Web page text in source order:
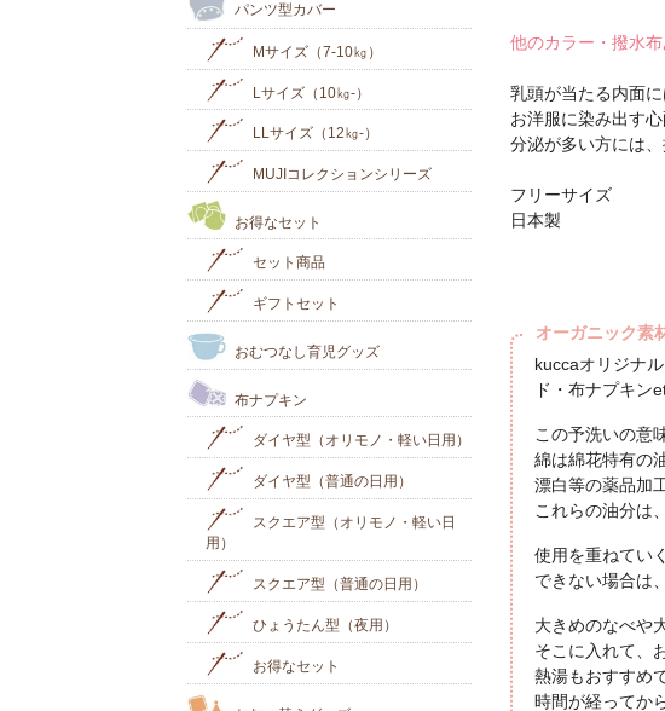
他のカラー・撥水
乳頭が当たる内面
お洋服に染み出す
分泌が多い方には
フリーサイズ
日本製
オーガニック素
kuccaオリジナ
ド・布ナプキン
この予洗いの意
綿は綿花特有の
漂白等の薬品加
これらの油分は
使用を重ねてい
できない場合は
大きめのなべや
そこに入れて、
熱湯もおすすめ
時間が経ってか
パンツ型カバー
Mサイズ（7-10㎏）
Lサイズ（10㎏-）
LLサイズ（12㎏-）
MUJIコレクションシリーズ
お得なセット
セット商品
ギフトセット
おむつなし育児グッズ
布ナプキン
ダイヤ型（オリモノ・軽い日用）
ダイヤ型（普通の日用）
スクエア型（オリモノ・軽い日
用）
スクエア型（普通の日用）
ひょうたん型（夜用）
お得なセット